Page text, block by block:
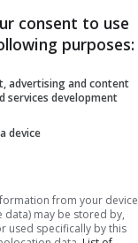
10
del Parco
che, come
dovranno
ad
consent to use
purposes:
advertising and content
services development
device
from your device
may be stored by,
used specifically by this